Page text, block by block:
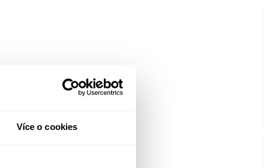
Více o cookies